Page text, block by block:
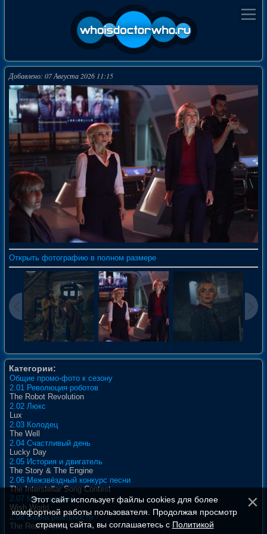
Добавлено: 07 Августа 2026 11:15
Открыть фотографию в полном размере
Категории:
Общие промо-фото к сезону
2.01 Революция роботов
The Robot Revolution
2.02 Люкс
Lux
2.03 Колодец
The Well
2.04 Счастливый день
Lucky Day
2.05 История и двигатель
The Story & The Engine
2.06 Межзвёздный конкурс песни
The Interstellar Song Contest
2.07 Мир желаний
Wish World
2.08 Война реальности
The Reality War
Этот сайт использует файлы cookies для более
комфортной работы пользователя. Продолжая просмотр
страниц сайта, вы соглашаетесь с Политикой